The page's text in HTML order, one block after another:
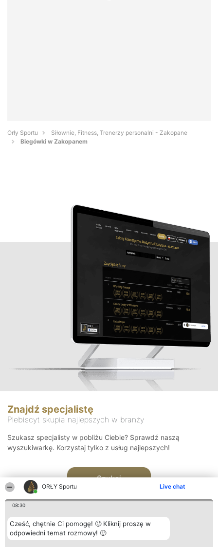
ORŁY Sportu Live chat
08:30
Cześć, chętnie Ci pomogę! 🙂 Kliknij proszę w
odpowiedni temat rozmowy! 🙂
Orły Sportu
Siłownie, Fitness, Trenerzy personalni - Zakopane
Biegówki w Zakopanem
Znajdź specjalistę
Plebiscyt skupia najlepszych w branży
Szukasz specjalisty w pobliżu Ciebie? Sprawdź naszą
wyszukiwarkę. Korzystaj tylko z usług najlepszych!
Szukaj